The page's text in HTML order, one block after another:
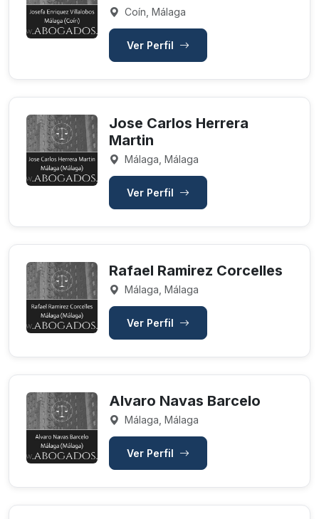
Coín, Málaga
Ver Perfil
Jose Carlos Herrera
Martin
Málaga, Málaga
Ver Perfil
Rafael Ramirez Corcelles
Málaga, Málaga
Ver Perfil
Alvaro Navas Barcelo
Málaga, Málaga
Ver Perfil